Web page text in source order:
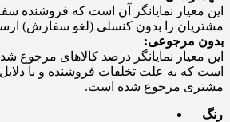
این معیار نمایانگر آن است که فروشنده
مشتریان را بدون کنسلی (لغو سفارش)
بدون مرجوعی:
این معیار نمایانگر درصد کالاهای
است که به علت تخلفات فروشنده و با
مشتری مرجوع شده است.
رنگ